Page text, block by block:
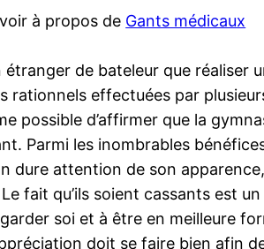
à propos de Gants médicaux
étranger de bateleur que réaliser
rationnels effectuées par
possible d’affirmer que la
Parmi les inombrables
dure attention de son
fait qu’ils soient cassants est
soi et à être en meilleure
doit se faire bien afin